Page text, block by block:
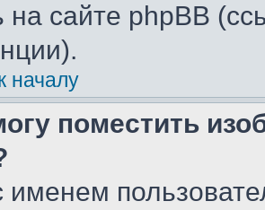
на сайте phpBB
началу
поместить
именем